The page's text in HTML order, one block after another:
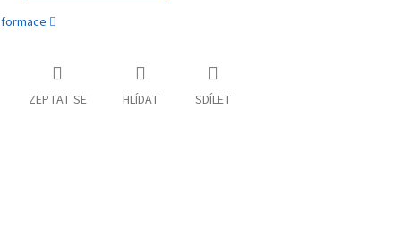
ZEPTAT SE HLÍDAT SDÍLET